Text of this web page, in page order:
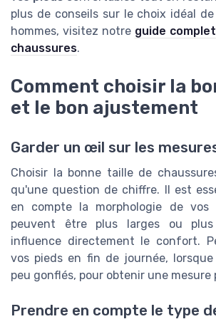
plus de conseils sur le choix idéal
hommes, visitez notre guide
chaussures.
Comment choisir la
et le bon ajustement
Garder un œil sur les
Choisir la bonne taille de
qu'une question de chiffre. Il est
en compte la morphologie de vos
peuvent être plus larges ou
influence directement le confort.
vos pieds en fin de journée,
peu gonflés, pour obtenir une mesure
Prendre en compte le type